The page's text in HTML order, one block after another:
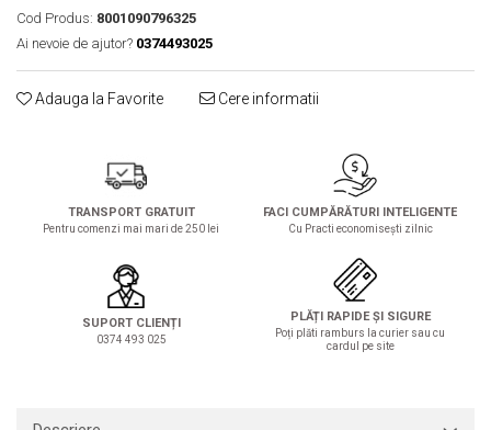
Vata demachianta
Cod Produs: 8001090796325
Ai nevoie de ajutor? 0374493025
Adauga la Favorite Cere informatii
TRANSPORT GRATUIT
Pentru comenzi mai mari de 250 lei
FACI CUMPĂRĂTURI INTELIGENTE
Cu Practi economisești zilnic
SUPORT CLIENȚI
0374 493 025
PLĂȚI RAPIDE ȘI SIGURE
Poți plăti ramburs la curier sau cu
cardul pe site